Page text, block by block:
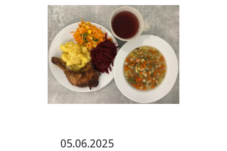
05.06.2025